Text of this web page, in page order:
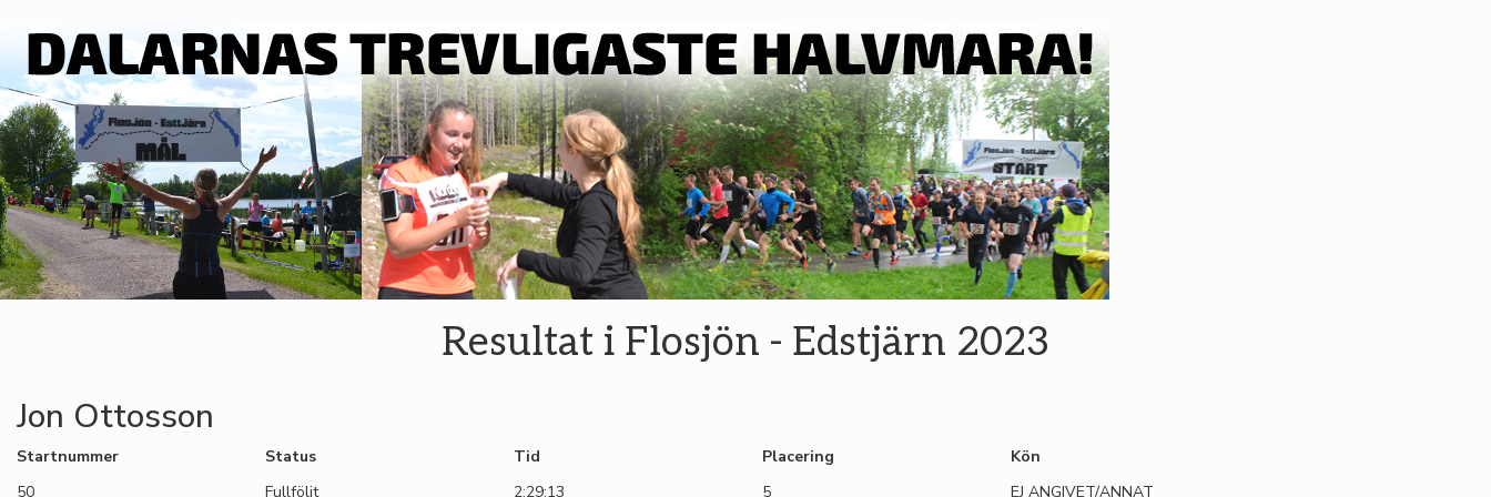
Resultat i Flosjön - Edstjärn 2023
Jon Ottosson
Startnummer
50
Status
Fullföljt
Tid
2:29:13
Placering
5
Kön
EJ ANGIVET/ANNAT